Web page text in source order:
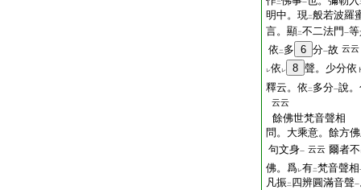
二 一
明中。現二般若波羅
言。顯二不二法門 一
依 二 多 6 分一故 云云
レ依 レ 8 聲。少分依
釋云。依 二 多分一說
云云
餘佛世梵音聲相
問。大乘意。餘方
句文身一 云云 爾者不
佛。爲レ有二梵音聲相
凡振 二 四辨圓滿音聲一